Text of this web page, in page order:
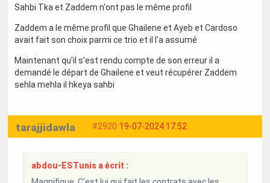
Sahbi Tka et Zaddem n'ont pas le même profil
Zaddem a le même profil que Ghailene et Ayeb et Cardoso
avait fait son choix parmi ce trio et il l'a assumé
Maintenant qu'il s'est rendu compte de son erreur il a
demandé le départ de Ghailene et veut récupérer Zaddem
sehla mehla il hkeya sahbi
#2920 19-07-2024 17:52
tarajjidawla
abdou-ESTunis a écrit :